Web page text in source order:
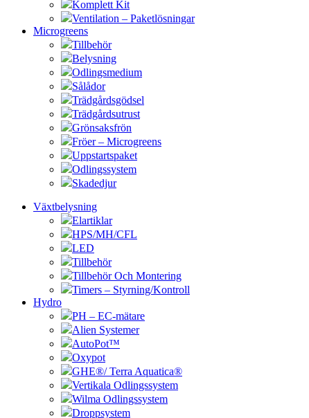
Komplett Kit
Ventilation – Paketlösningar
Microgreens
Tillbehör
Belysning
Odlingsmedium
Sålådor
Trädgårdsgödsel
Trädgårdsutrust
Grönsaksfrön
Fröer – Microgreens
Uppstartspaket
Odlingssystem
Skadedjur
Växtbelysning
Elartiklar
HPS/MH/CFL
LED
Tillbehör
Tillbehör Och Montering
Timers – Styrning/Kontroll
Hydro
PH – EC-mätare
Alien Systemer
AutoPot™
Oxypot
GHE®/ Terra Aquatica®
Vertikala Odlingssystem
Wilma Odlingssystem
Droppsystem